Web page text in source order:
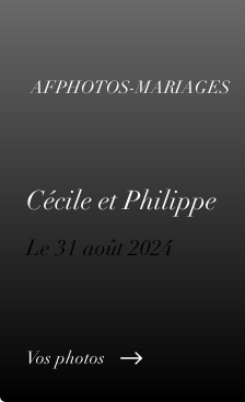
Vos photos
AFPHOTOS-MARIAGES
Le 31 août 2024
Cécile et Philippe